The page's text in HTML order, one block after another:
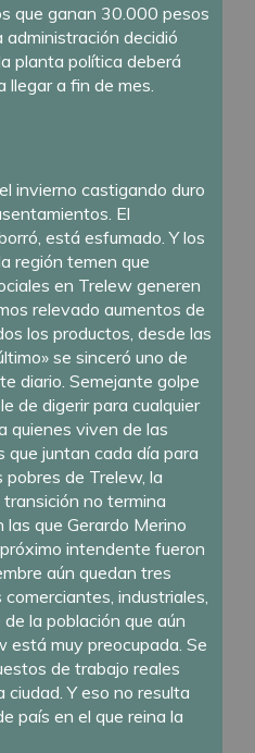
que ganan 30.000 pesos
decidió
planta política deberá
llegar a fin de mes.
invierno castigando duro
El
está esfumado. Y los
región temen que
en Trelew generen
relevado aumentos de
los productos, desde las
se sinceró uno de
diario. Semejante golpe
de digerir para cualquier
quienes viven de las
que juntan cada día para
pobres de Trelew, la
no termina
las que Gerardo Merino
intendente fueron
aún quedan tres
industriales,
la población que aún
está muy preocupada. Se
de trabajo reales
ciudad. Y eso no resulta
país en el que reina la